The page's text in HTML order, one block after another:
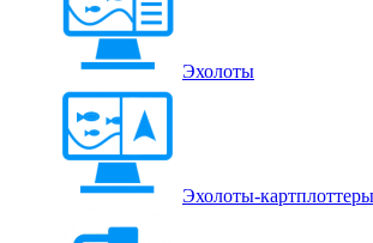
Эхолоты
Эхолоты-картплоттеры